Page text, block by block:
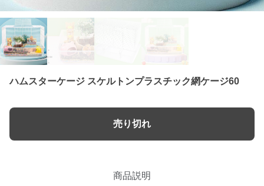
ハムスターケージ スケルトンプラスチック網ケージ60
売り切れ
商品説明